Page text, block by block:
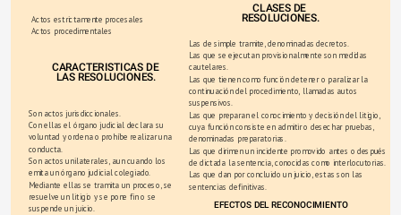
CLASES DE
RESOLUCIONES.
Actos estrictamente procesales
Actos procedimentales
Las de simple tramite, denominadas decretos.
Las que se ejecutan provisionalmente son medidas
cautelares.
Las que tienen como función detener o paralizar la
continuación del procedimiento, llamadas autos
suspensivos.
Las que preparan el conocimiento y decisión del litigio,
cuya función consiste en admitir o desechar pruebas,
denominadas preparatorias.
Las que dirimen un incidente promovido antes o después
de dictada la sentencia, conocidas como interlocutorias.
Las que dan por concluido un juicio, estas son las
sentencias definitivas.
CARACTERISTICAS DE
LAS RESOLUCIONES.
Son actos jurisdiccionales.
Con ellas el órgano judicial declara su
voluntad y ordena o prohíbe realizar una
conducta.
Son actos unilaterales, aun cuando los
emita un órgano judicial colegiado.
Mediante ellas se tramita un proceso, se
resuelve un litigio y se pone fin o se
suspende un juicio.
EFECTOS DEL RECONOCIMIENTO